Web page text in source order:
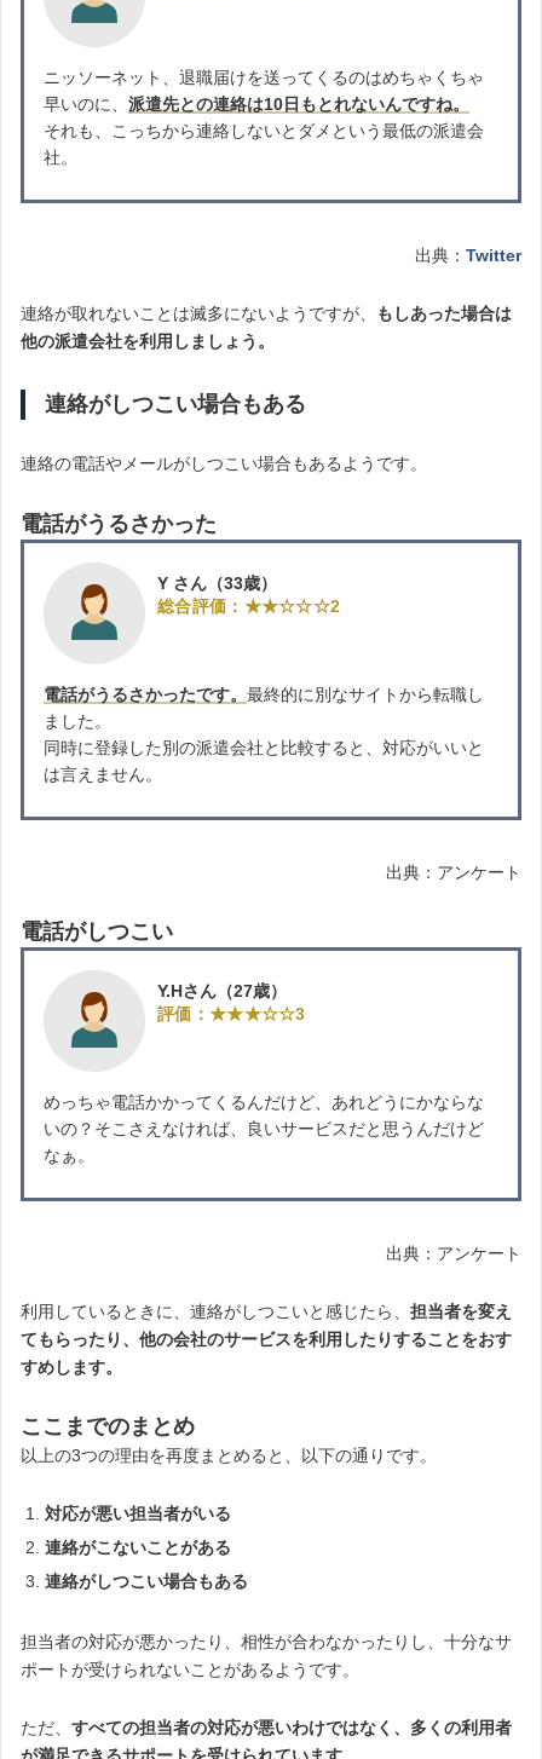
ニッソーネット、退職届けを送ってくるのはめちゃくちゃ
早いのに、 派遣先との連絡は10日もとれないんですね。
それも、こっちから連絡しないとダメという最低の派遣会
社。
出典： Twitter
連絡が取れないことは滅多にないようですが、
もしあった場合は
他の派遣会社を利用しましょう。
連絡がしつこい場合もある
連絡の電話やメールがしつこい場合もあるようです。
電話がうるさかった
Y さん（33歳）
総合評価：★★☆☆☆2
電話がうるさかったです。 最終的に別なサイトから転職し
ました。
同時に登録した別の派遣会社と比較すると、対応がいいと
は言えません。
出典：アンケート
電話がしつこい
Y.Hさん（27歳）
評価：★★★☆☆3
めっちゃ電話かかってくるんだけど、あれどうにかならな
いの？そこさえなければ、良いサービスだと思うんだけど
なぁ。
出典：アンケート
利用しているときに、連絡がしつこいと感じたら、 担当者を変え
てもらったり、他の会社のサービスを利用したりすることをおす
すめします。
ここまでのまとめ
以上の3つの理由を再度まとめると、以下の通りです。
対応が悪い担当者がいる
連絡がこないことがある
連絡がしつこい場合もある
担当者の対応が悪かったり、相性が合わなかったりし、十分なサ
ポートが受けられないことがあるようです。
ただ、 すべての担当者の対応が悪いわけではなく、多くの利用者